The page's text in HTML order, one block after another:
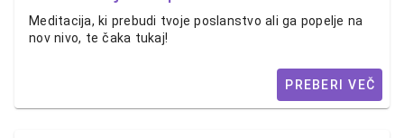
Meditacija, ki prebudi tvoje poslanstvo ali ga popelje na
nov nivo, te čaka tukaj!
PREBERI VEČ